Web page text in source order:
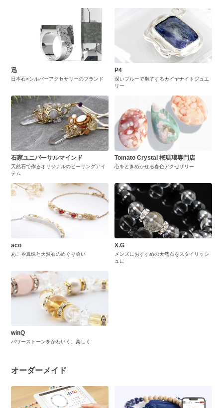
迅
日本石×シルバーアクセサリーのブランド
P4
深いブルーで魅了するカイヤナイトジュエ
リー
石家ユニバーサルマインド
天然石で作るオリジナルのヒーリングアイ
テム
Tomato Crystal 桜瑪瑙専門店
心をときめかせる春色アクセサリー
aco
あこや真珠と天然石のめぐり会い
X.G
メンズにおすすめの天然石をスタイリッシ
ュに
winQ
パワーストーンをかわいく、楽しく
オーダーメイド